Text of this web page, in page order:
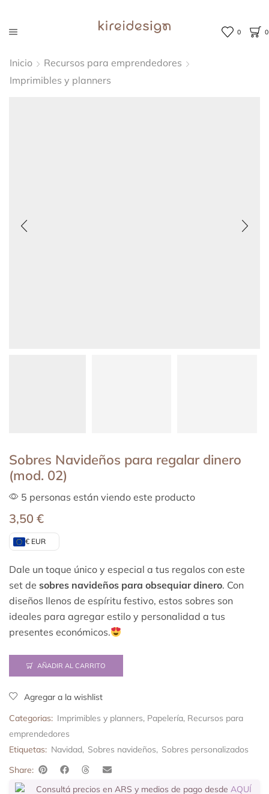
0 0
Inicio
Recursos para emprendedores
Imprimibles y planners
Sobres Navideños para regalar dinero
(mod. 02)
5 personas están viendo este producto
3,50 €
€ EUR
Dale un toque único y especial a tus regalos con este
set de sobres navideños para obsequiar dinero. Con
diseños llenos de espíritu festivo, estos sobres son
ideales para agregar estilo y personalidad a tus
presentes económicos.
AÑADIR AL CARRITO
Agregar a la wishlist
Categorias: Imprimibles y planners, Papelería, Recursos para
emprendedores
Etiquetas: Navidad, Sobres navideños, Sobres personalizados
Share:
Consultá precios en ARS y medios de pago desde AQUÍ